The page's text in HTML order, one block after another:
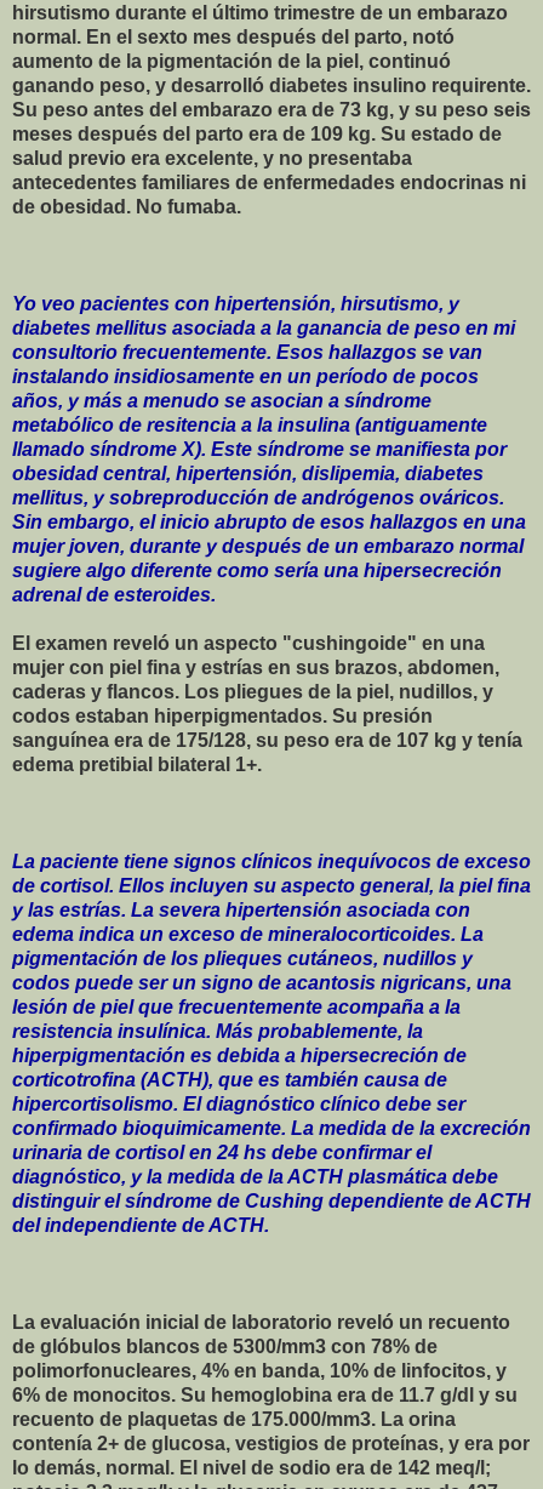
hirsutismo durante el último trimestre de un embarazo
normal. En el sexto mes después del parto, notó
aumento de la pigmentación de la piel, continuó
ganando peso, y desarrolló diabetes insulino requirente.
Su peso antes del embarazo era de 73 kg, y su peso seis
meses después del parto era de 109 kg. Su estado de
salud previo era excelente, y no presentaba
antecedentes familiares de enfermedades endocrinas ni
de obesidad. No fumaba.
Yo veo pacientes con hipertensión, hirsutismo, y
diabetes mellitus asociada a la ganancia de peso en mi
consultorio frecuentemente. Esos hallazgos se van
instalando insidiosamente en un período de pocos
años, y más a menudo se asocian a síndrome
metabólico de resitencia a la insulina (antiguamente
llamado síndrome X). Este síndrome se manifiesta por
obesidad central, hipertensión, dislipemia, diabetes
mellitus, y sobreproducción de andrógenos ováricos.
Sin embargo, el inicio abrupto de esos hallazgos en una
mujer joven, durante y después de un embarazo normal
sugiere algo diferente como sería una hipersecreción
adrenal de esteroides.
El examen reveló un aspecto "cushingoide" en una
mujer con piel fina y estrías en sus brazos, abdomen,
caderas y flancos. Los pliegues de la piel, nudillos, y
codos estaban hiperpigmentados. Su presión
sanguínea era de 175/128, su peso era de 107 kg y tenía
edema pretibial bilateral 1+.
La paciente tiene signos clínicos inequívocos de exceso
de cortisol. Ellos incluyen su aspecto general, la piel fina
y las estrías. La severa hipertensión asociada con
edema indica un exceso de mineralocorticoides. La
pigmentación de los plieques cutáneos, nudillos y
codos puede ser un signo de acantosis nigricans, una
lesión de piel que frecuentemente acompaña a la
resistencia insulínica. Más probablemente, la
hiperpigmentación es debida a hipersecreción de
corticotrofina (ACTH), que es también causa de
hipercortisolismo. El diagnóstico clínico debe ser
confirmado bioquimicamente. La medida de la excreción
urinaria de cortisol en 24 hs debe confirmar el
diagnóstico, y la medida de la ACTH plasmática debe
distinguir el síndrome de Cushing dependiente de ACTH
del independiente de ACTH.
La evaluación inicial de laboratorio reveló un recuento
de glóbulos blancos de 5300/mm3 con 78% de
polimorfonucleares, 4% en banda, 10% de linfocitos, y
6% de monocitos. Su hemoglobina era de 11.7 g/dl y su
recuento de plaquetas de 175.000/mm3. La orina
contenía 2+ de glucosa, vestigios de proteínas, y era por
lo demás, normal. El nivel de sodio era de 142 meq/l;